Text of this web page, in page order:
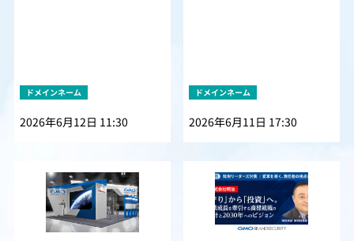
ドメインネーム
2026年6月12日 11:30
ドメインネーム
2026年6月11日 17:30